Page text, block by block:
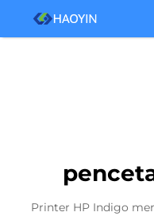
Printer HP Indigo